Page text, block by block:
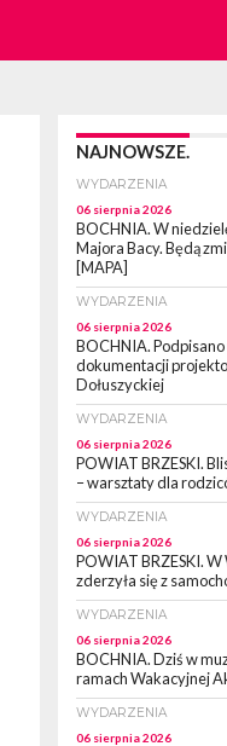
NAJNOWSZE.
WYDARZENIA
06 sierpnia 2026
BOCHNIA. W
Majora Bacy. Będą
[MAPA]
WYDARZENIA
06 sierpnia 2026
BOCHNIA.
dokumentacji
Dołuszyckiej
WYDARZENIA
06 sierpnia 2026
POWIAT BRZESKI.
– warsztaty dla
WYDARZENIA
06 sierpnia 2026
POWIAT BRZESKI.
zderzyła się z
WYDARZENIA
06 sierpnia 2026
BOCHNIA. Dziś w
ramach Wakacyjnej
WYDARZENIA
06 sierpnia 2026